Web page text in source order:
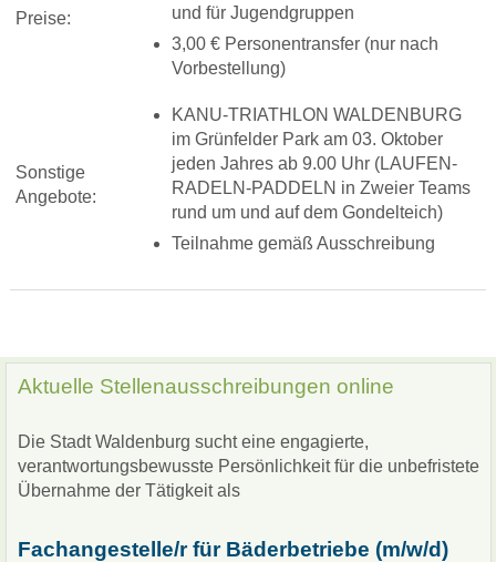
Preise:
und für Jugendgruppen
3,00 € Personentransfer (nur nach
Vorbestellung)
Sonstige
Angebote:
KANU-TRIATHLON WALDENBURG
im Grünfelder Park am 03. Oktober
jeden Jahres ab 9.00 Uhr (LAUFEN-
RADELN-PADDELN in Zweier Teams
rund um und auf dem Gondelteich)
Teilnahme gemäß Ausschreibung
Aktuelle Stellenausschreibungen online
Die Stadt Waldenburg sucht eine engagierte,
verantwortungsbewusste Persönlichkeit für die unbefristete
Übernahme der Tätigkeit als
Fachangestelle/r für Bäderbetriebe (m/w/d)